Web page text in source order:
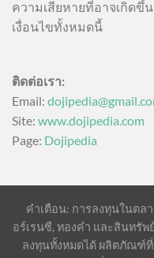
ความเสียหายที่อาจเกิดขึ้
เงื่อนไขทั้งหมดนี้
ติดต่อเรา:
Email:
Site: www.dojipedia.com
Page: Dojipedia
คำเตือน: การลงทุนในตลา
อร์เรนซี, ทองคำ และสินทรั
ลงทุนทั้งหมดได้ ผลิตภัณฑ์ที่